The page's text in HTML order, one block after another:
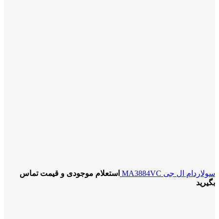
سولاردام ال جی MA3884VC
استعلام موجودی و قیمت تماس
بگیرید